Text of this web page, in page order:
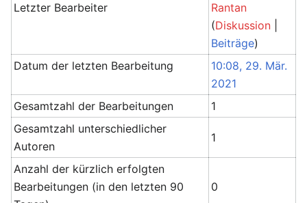
Letzter Bearbeiter
Rantan
(Diskussion
Beiträge)
Datum der letzten Bearbeitung
10:08, 29. Mär.
2021
Gesamtzahl der Bearbeitungen
1
Gesamtzahl unterschiedlicher
Autoren
1
Anzahl der kürzlich erfolgten
Bearbeitungen (in den letzten 90
0